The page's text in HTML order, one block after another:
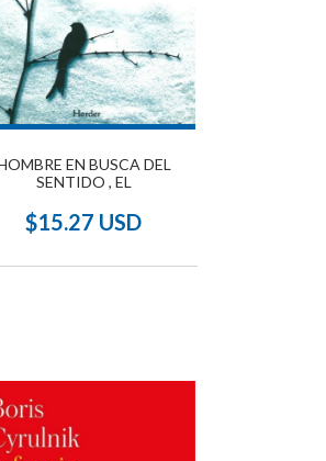
EN BUSCA DEL
SENTIDO , EL
$15.27 USD